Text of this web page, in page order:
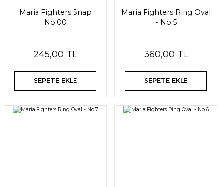
Maria Fighters Snap
No:00
245,00 TL
SEPETE EKLE
Maria Fighters Ring Oval
- No.5
360,00 TL
SEPETE EKLE